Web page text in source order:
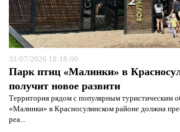
31/07/2026 18:18:00
Парк птиц «Малинки» в
получит новое развити
Территория рядом с популярным туристическим
«Малинки» в Красносулинском районе должна
реа...